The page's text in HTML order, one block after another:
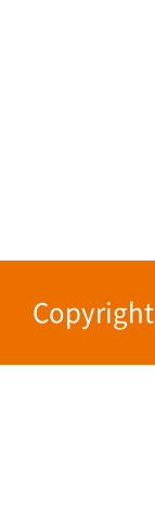
Copyright